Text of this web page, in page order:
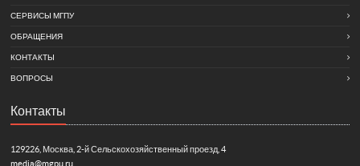
СЕРВИСЫ МГПУ
ОБРАЩЕНИЯ
КОНТАКТЫ
ВОПРОСЫ
Контакты
129226, Москва, 2-й Сельскохозяйственный проезд, 4
media@mgpu.ru